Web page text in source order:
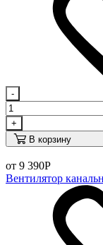
-
+
В корзину
от 9 390Р
Вентилятор